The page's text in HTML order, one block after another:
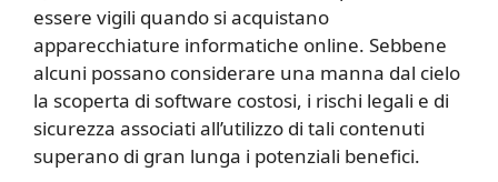
essere vigili quando si acquistano
apparecchiature informatiche online. Sebbene
alcuni possano considerare una manna dal cielo
la scoperta di software costosi, i rischi legali e di
sicurezza associati all’utilizzo di tali contenuti
superano di gran lunga i potenziali benefici.